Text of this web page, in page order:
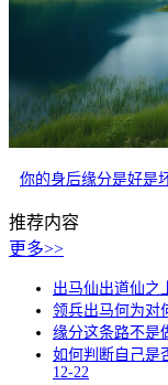
推荐内容
更多>>
出马仙出道仙之
领兵出马何为对
缘分这条路不是
如何判断自己是
12-22